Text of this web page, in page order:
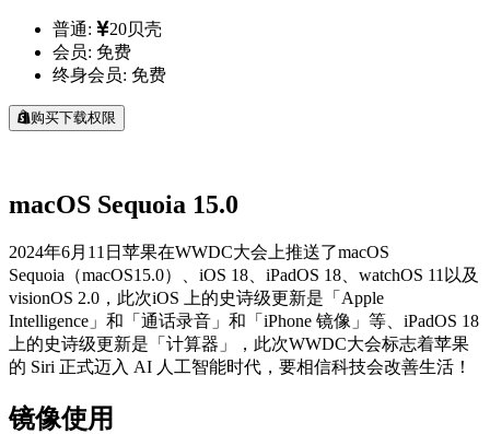
普通:
20贝壳
会员: 免费
终身会员: 免费
购买下载权限
macOS Sequoia 15.0
2024年6月11日苹果在WWDC大会上推送了macOS
Sequoia（macOS15.0）、iOS 18、iPadOS 18、watchOS 11以及
visionOS 2.0，此次iOS 上的史诗级更新是「Apple
Intelligence」和「通话录音」和「iPhone 镜像」等、iPadOS 18
上的史诗级更新是「计算器」，此次WWDC大会标志着苹果
的 Siri 正式迈入 AI 人工智能时代，要相信科技会改善生活！
镜像使用